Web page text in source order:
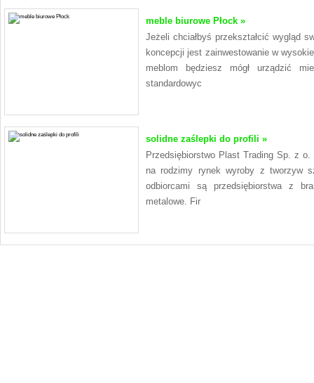
meble biurowe Płock »
Jeżeli chciałbyś przekształcić wygląd
koncepcji jest zainwestowanie w
meblom będziesz mógł urządzić
standardowyc
solidne zaślepki do profili »
Przedsiębiorstwo Plast Trading Sp. z o.
na rodzimy rynek wyroby z tworzyw
odbiorcami są przedsiębiorstwa z
metalowe. Fir